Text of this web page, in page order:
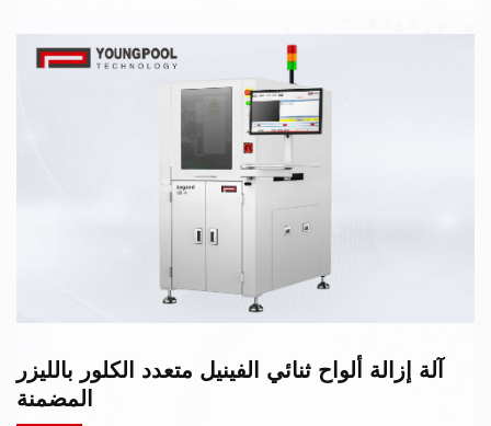
آلة إزالة ألواح ثنائي الفينيل متعدد الكلور بالليزر
المضمنة